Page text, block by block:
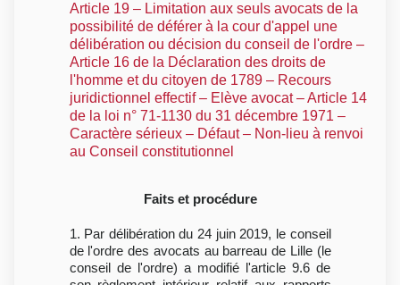
Article 19 – Limitation aux seuls avocats de la
possibilité de déférer à la cour d'appel une
délibération ou décision du conseil de l'ordre –
Article 16 de la Déclaration des droits de
l'homme et du citoyen de 1789 – Recours
juridictionnel effectif – Elève avocat – Article 14
de la loi n° 71-1130 du 31 décembre 1971 –
Caractère sérieux – Défaut – Non-lieu à renvoi
au Conseil constitutionnel
Faits et procédure
1. Par délibération du 24 juin 2019, le conseil
de l'ordre des avocats au barreau de Lille (le
conseil de l'ordre) a modifié l'article 9.6 de